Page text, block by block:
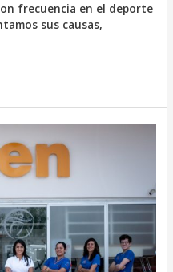
frecuencia en el deporte
sus causas,